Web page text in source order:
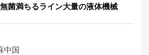
菌満ちるライン大量の液体機械
中国